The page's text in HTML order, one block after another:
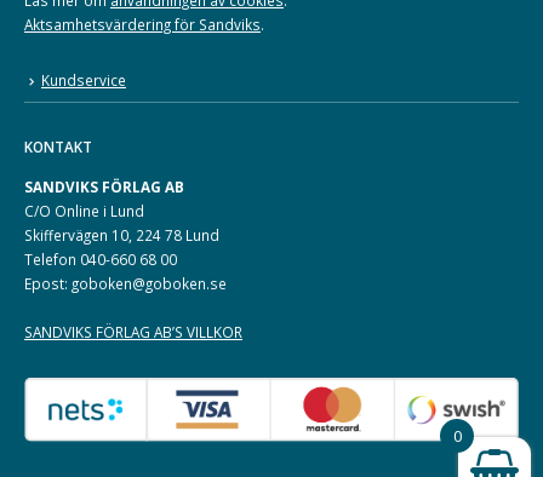
Aktsamhetsvärdering för Sandviks.
Kundservice
KONTAKT
SANDVIKS FÖRLAG AB
C/O Online i Lund
Skiffervägen 10, 224 78 Lund
Telefon 040-660 68 00
Epost: goboken@goboken.se
SANDVIKS FÖRLAG AB’S VILLKOR
0